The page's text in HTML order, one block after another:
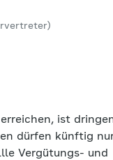
ist
dürfen künftig
Vergütungs- und